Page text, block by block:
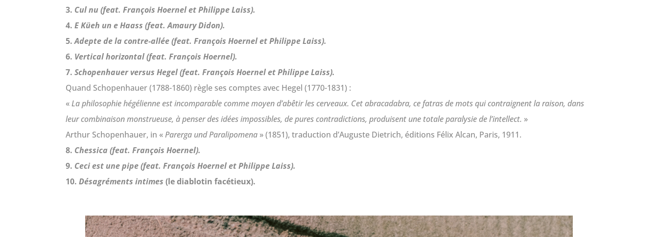
3. Cul nu (feat. François Hoernel et Philippe Laiss).
4. E Küeh un e Haass (feat. Amaury Didon).
5. Adepte de la contre-allée (feat. François Hoernel et Philippe Laiss).
6. Vertical horizontal (feat. François Hoernel).
7. Schopenhauer versus Hegel (feat. François Hoernel et Philippe Laiss).
Quand Schopenhauer (1788-1860) règle ses comptes avec Hegel (1770-1831) :
«La philosophie hégélienne est incomparable comme moyen d’abêtir les cerveaux. Cet abracadabra, ce fatras de mots qui contraignent la raison, dans
leur combinaison monstrueuse, à penser des idées impossibles, de pures contradictions, produisent une totale paralysie de l’intellect. »
Arthur Schopenhauer, in «Parerga und Paralipomena » (1851), traduction d’Auguste Dietrich, éditions Félix Alcan, Paris, 1911.
8. Chessica (feat. François Hoernel).
9. Ceci est une pipe (feat. François Hoernel et Philippe Laiss).
10.Désagréments intimes (le diablotin facétieux).